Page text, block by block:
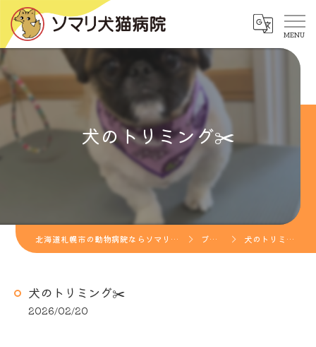
犬のトリミング✂️
北海道札幌市の動物病院ならソマリ犬猫病院 ブログ 犬のトリミング✂️
犬のトリミング✂️
2026/02/20